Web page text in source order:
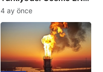
ve BBC Player yayında
4 ay önce